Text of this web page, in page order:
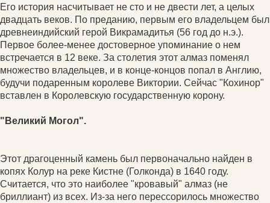
Его история насчитывает не сто и не двести лет, а целых
двадцать веков. По преданию, первым его владельцем был
древнеиндийский герой Викрамадитья (56 год до н.э.).
Первое более-менее достоверное упоминание о нем
встречается в 12 веке. За столетия этот алмаз поменял
множество владельцев, и в конце-концов попал в Англию,
будучи подаренным королеве Виктории. Сейчас "Кохинор"
вставлен в Королевскую государственную корону.
"Великий Могол".
Этот драгоценный камень был первоначально найден в
копях Колур на реке Кистне (Голконда) в 1640 году.
Считается, что это наиболее "кровавый" алмаз (не
бриллиант) из всех. Из-за него перессорилось множество